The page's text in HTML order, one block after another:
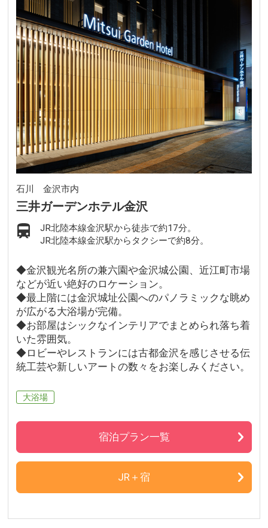
石川 金沢市内
三井ガーデンホテル金沢
JR北陸本線金沢駅から徒歩で約17分。
JR北陸本線金沢駅からタクシーで約8分。
◆金沢観光名所の兼六園や金沢城公園、近江町市場
などが近い絶好のロケーション。
◆最上階には金沢城址公園へのパノラミックな眺め
が広がる大浴場が完備。
◆お部屋はシックなインテリアでまとめられ落ち着
いた雰囲気。
◆ロビーやレストランには古都金沢を感じさせる伝
統工芸や新しいアートの数々をお楽しみください。
大浴場
宿泊プラン一覧
JR＋宿